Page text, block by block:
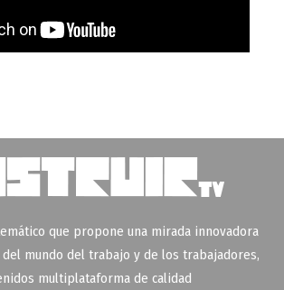
que propone una mirada innovadora
mundo del trabajo y de los trabajadores,
multiplataforma de calidad